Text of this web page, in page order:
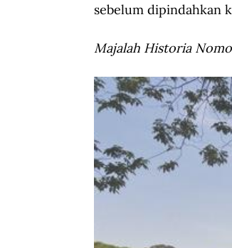
sebelum dipindahkan
Majalah Historia